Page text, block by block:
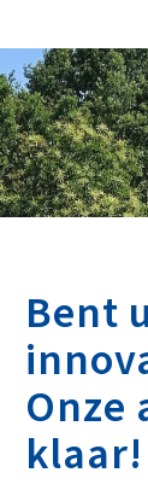
Bent
Onze
klaar!